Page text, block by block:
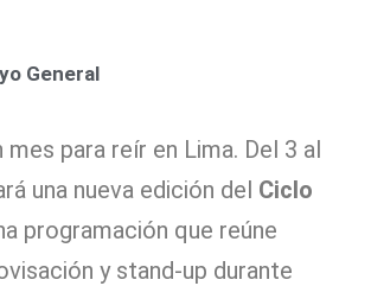
General
mes para reír en Lima. Del 3 al
una nueva edición del Ciclo
programación que reúne
y stand-up durante